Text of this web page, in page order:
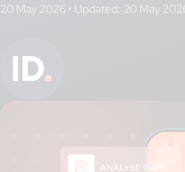
20 May 2026 • Updated: 20 May